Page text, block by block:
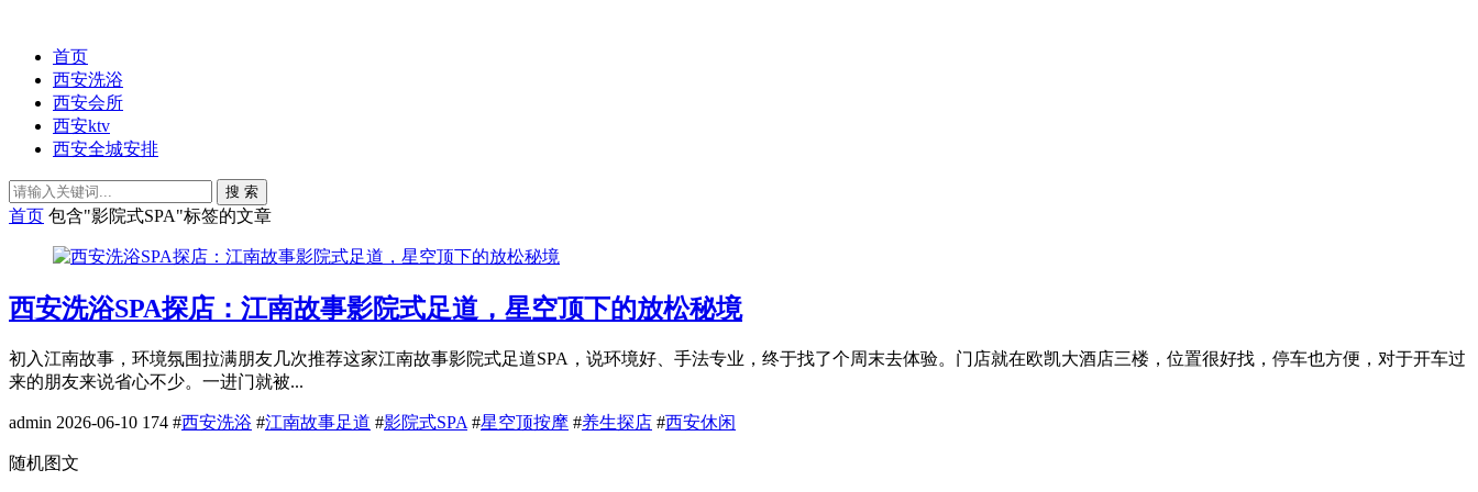
首页
西安洗浴
西安会所
西安ktv
西安全城安排
搜 索
首页 包含"影院式SPA"标签的文章
西安洗浴SPA探店：江南故事影院式足道，星空顶下的放松秘境
初入江南故事，环境氛围拉满朋友几次推荐这家江南故事影院式足道SPA，说环境好、手法专业，终于找了个周末去体验。门店就在欧凯大酒店三楼，位置很好找，停车也方便，对于开车过
来的朋友来说省心不少。一进门就被...
admin 2026-06-10 174 #西安洗浴 #江南故事足道 #影院式SPA #星空顶按摩 #养生探店 #西安休闲
随机图文